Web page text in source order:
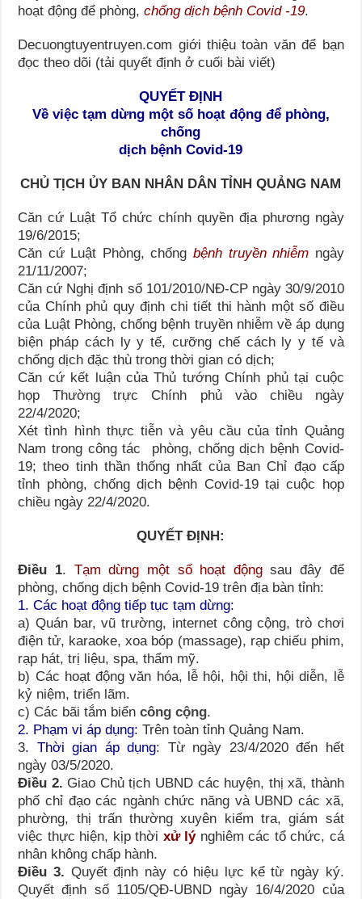
hoạt động để phòng,chống dịch bệnh Covid -19.
Decuongtuyentruyen.com giới thiệu toàn văn để bạn
đọc theo dõi (tải quyết định ở cuối bài viết)
QUYẾT ĐỊNH
Về việc tạm dừng một số hoạt động để phòng,
chống
dịch bệnh Covid-19
CHỦ TỊCH ỦY BAN NHÂN DÂN TỈNH QUẢNG NAM
Căn cứ Luật Tổ chức chính quyền địa phương ngày
19/6/2015;
Căn cứ Luật Phòng, chốngbệnh truyền nhiễm ngày
21/11/2007;
Căn cứ Nghị định số 101/2010/NĐ-CP ngày 30/9/2010
của Chính phủ quy định chi tiết thi hành một số điều
của Luật Phòng, chống bệnh truyền nhiễm về áp dụng
biện pháp cách ly y tế, cưỡng chế cách ly y tế và
chống dịch đặc thù trong thời gian có dịch;
Căn cứ kết luận của Thủ tướng Chính phủ tại cuộc
họp Thường trực Chính phủ vào chiều ngày
22/4/2020;
Xét tình hình thực tiễn và yêu cầu của tỉnh Quảng
Nam trong công tác phòng, chống dịch bệnh Covid-
19; theo tinh thần thống nhất của Ban Chỉ đạo cấp
tỉnh phòng, chống dịch bệnh Covid-19 tại cuộc họp
chiều ngày 22/4/2020.
QUYẾT ĐỊNH:
Điều 1. Tạm dừng một số hoạt động sau đây để
phòng, chống dịch bệnh Covid-19 trên địa bàn tỉnh:
1. Các hoạt động tiếp tục tạm dừng:
a) Quán bar, vũ trường, internet công cộng, trò chơi
điện tử, karaoke, xoa bóp (massage), rạp chiếu phim,
rạp hát, trị liệu, spa, thẩm mỹ.
b) Các hoạt động văn hóa, lễ hội, hội thi, hội diễn, lễ
kỷ niệm, triển lãm.
c) Các bãi tắm biểncông cộng.
2. Phạm vi áp dụng: Trên toàn tỉnh Quảng Nam.
3. Thời gian áp dụng: Từ ngày 23/4/2020 đến hết
ngày 03/5/2020.
Điều 2. Giao Chủ tịch UBND các huyện, thị xã, thành
phố chỉ đạo các ngành chức năng và UBND các xã,
phường, thị trấn thường xuyên kiểm tra, giám sát
việc thực hiện, kịp thời xử lýnghiêm các tổ chức, cá
nhân không chấp hành.
Điều 3. Quyết định này có hiệu lực kể từ ngày ký.
Quyết định số 1105/QĐ-UBND ngày 16/4/2020 của